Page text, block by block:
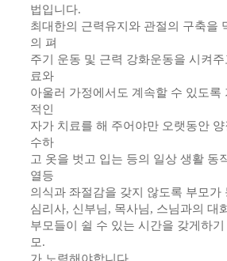
법입니다.
최대한의 근력유지와 관절의 구축을
의 펴
주기 운동 및 근력 강화운동을 시켜
료와
아울러 가정에서도 계속할 수 있도
적인
자가 치료를 해 주어야만 오랫동안
수하
고 옷을 벗고 입는 등의 일상 생활 동
열등
의식과 좌절감을 갖지 않도록 부모
심리사, 신부님, 목사님, 스님과의 대
부모들이 쉴 수 있는 시간을 갖게하
모.